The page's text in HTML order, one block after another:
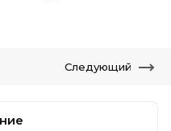
Следующий